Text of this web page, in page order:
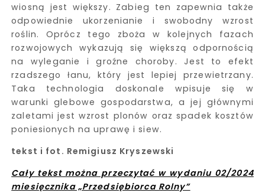
wiosną jest większy. Zabieg ten zapewnia także
odpowiednie ukorzenianie i swobodny wzrost
roślin. Oprócz tego zboża w kolejnych fazach
rozwojowych wykazują się większą odpornością
na wyleganie i groźne choroby. Jest to efekt
rzadszego łanu, który jest lepiej przewietrzany.
Taka technologia doskonale wpisuje się w
warunki glebowe gospodarstwa, a jej głównymi
zaletami jest wzrost plonów oraz spadek kosztów
poniesionych na uprawę i siew.
tekst i fot. Remigiusz Kryszewski
Cały tekst można przeczytać w wydaniu 02/2024
miesięcznika „Przedsiębiorca Rolny”